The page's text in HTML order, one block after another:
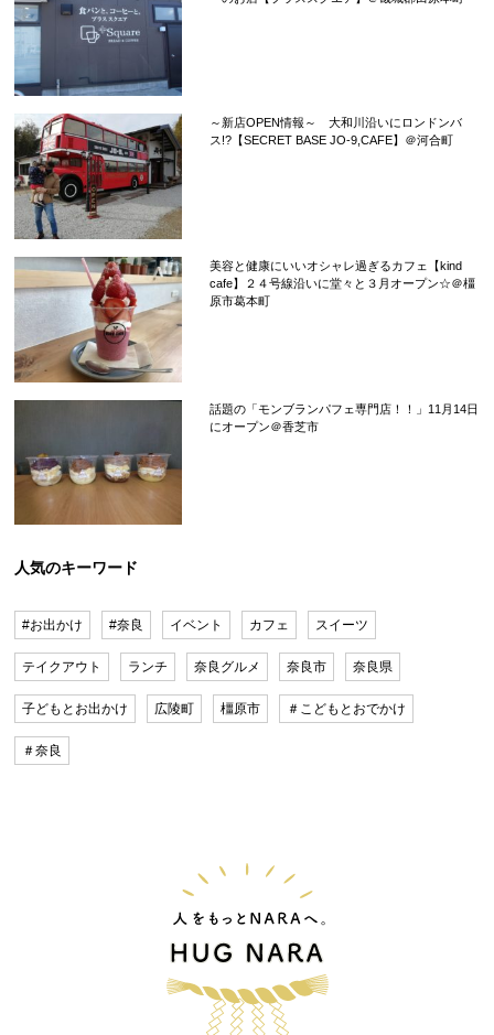
～新店OPEN情報～ 大和川沿いにロンドンバ
ス!?【SECRET BASE JO-9,CAFE】＠河合町
美容と健康にいいオシャレ過ぎるカフェ【kind
cafe】２４号線沿いに堂々と３月オープン☆＠橿
原市葛本町
話題の「モンブランパフェ専門店！！」11月14日
にオープン＠香芝市
人気のキーワード
#お出かけ #奈良 イベント カフェ スイーツ
テイクアウト ランチ 奈良グルメ 奈良市 奈良県
子どもとお出かけ 広陵町 橿原市 ＃こどもとおでかけ
＃奈良